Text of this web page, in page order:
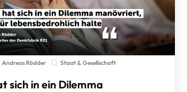
Andreas Rödder Staat & Gesellschaft
sich in ein Dilemma